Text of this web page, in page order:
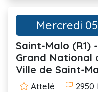
Mercredi
Saint-Malo (R1)
Grand National
Ville de Saint-
Attelé 2950